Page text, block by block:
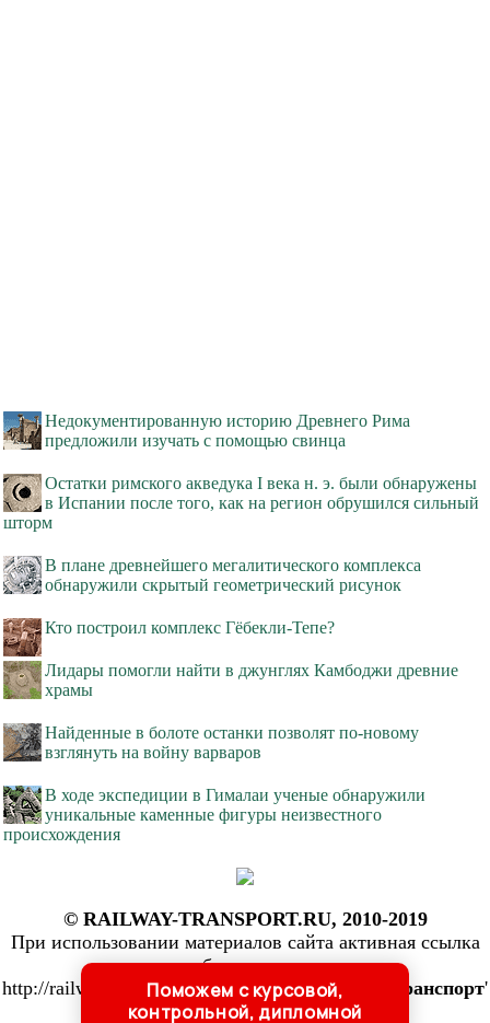
Недокументированную историю Древнего Рима
предложили изучать с помощью свинца
Остатки римского акведука I века н. э. были обнаружены
в Испании после того, как на регион обрушился сильный
шторм
В плане древнейшего мегалитического комплекса
обнаружили скрытый геометрический рисунок
Кто построил комплекс Гёбекли-Тепе?
Лидары помогли найти в джунглях Камбоджи древние
храмы
Найденные в болоте останки позволят по-новому
взглянуть на войну варваров
В ходе экспедиции в Гималаи ученые обнаружили
уникальные каменные фигуры неизвестного
происхождения
© RAILWAY-TRANSPORT.RU, 2010-2019
При использовании материалов сайта активная ссылка
обязательна:
http://railway-transport.ru/ 'Железнодорожный транспорт'
Поможем с курсовой,
контрольной, дипломной